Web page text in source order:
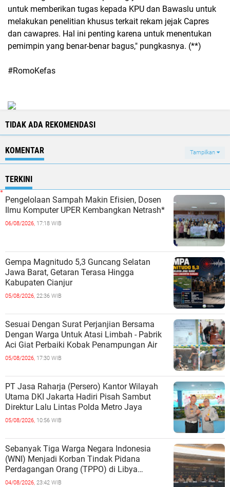
untuk memberikan tugas kepada KPU dan Bawaslu untuk
melakukan penelitian khusus terkait rekam jejak Capres
dan cawapres. Hal ini penting karena untuk menentukan
pemimpin yang benar-benar bagus," pungkasnya. (**)
#RomoKefas
TIDAK ADA REKOMENDASI
KOMENTAR Tampilkan
TERKINI
Pengelolaan Sampah Makin Efisien, Dosen
Ilmu Komputer UPER Kembangkan Netrash*
06/08/2026, 17:18 WIB
Gempa Magnitudo 5,3 Guncang Selatan
Jawa Barat, Getaran Terasa Hingga
Kabupaten Cianjur
05/08/2026, 22:36 WIB
Sesuai Dengan Surat Perjanjian Bersama
Dengan Warga Untuk Atasi Limbah - Pabrik
Aci Giat Perbaiki Kobak Penampungan Air
05/08/2026, 17:30 WIB
PT Jasa Raharja (Persero) Kantor Wilayah
Utama DKI Jakarta Hadiri Pisah Sambut
Direktur Lalu Lintas Polda Metro Jaya
05/08/2026, 10:56 WIB
Sebanyak Tiga Warga Negara Indonesia
(WNI) Menjadi Korban Tindak Pidana
Perdagangan Orang (TPPO) di Libya
Berhasil Dipulangkan Ke - Indonesia. Mereka
04/08/2026, 23:42 WIB